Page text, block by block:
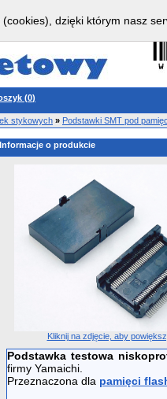
(0)
stykowych » Podstawki SMT pod
Informacje o produkcie
Kliknij na zdjęcie, aby
Podstawka testowa
firmy Yamaichi.
Przeznaczona dla pamięci
dzięki którym nasz